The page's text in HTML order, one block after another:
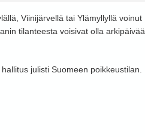
Viinijärvellä tai Ylämyllyllä voinut
tilanteesta voisivat olla arkipäivää
julisti Suomeen poikkeustilan.